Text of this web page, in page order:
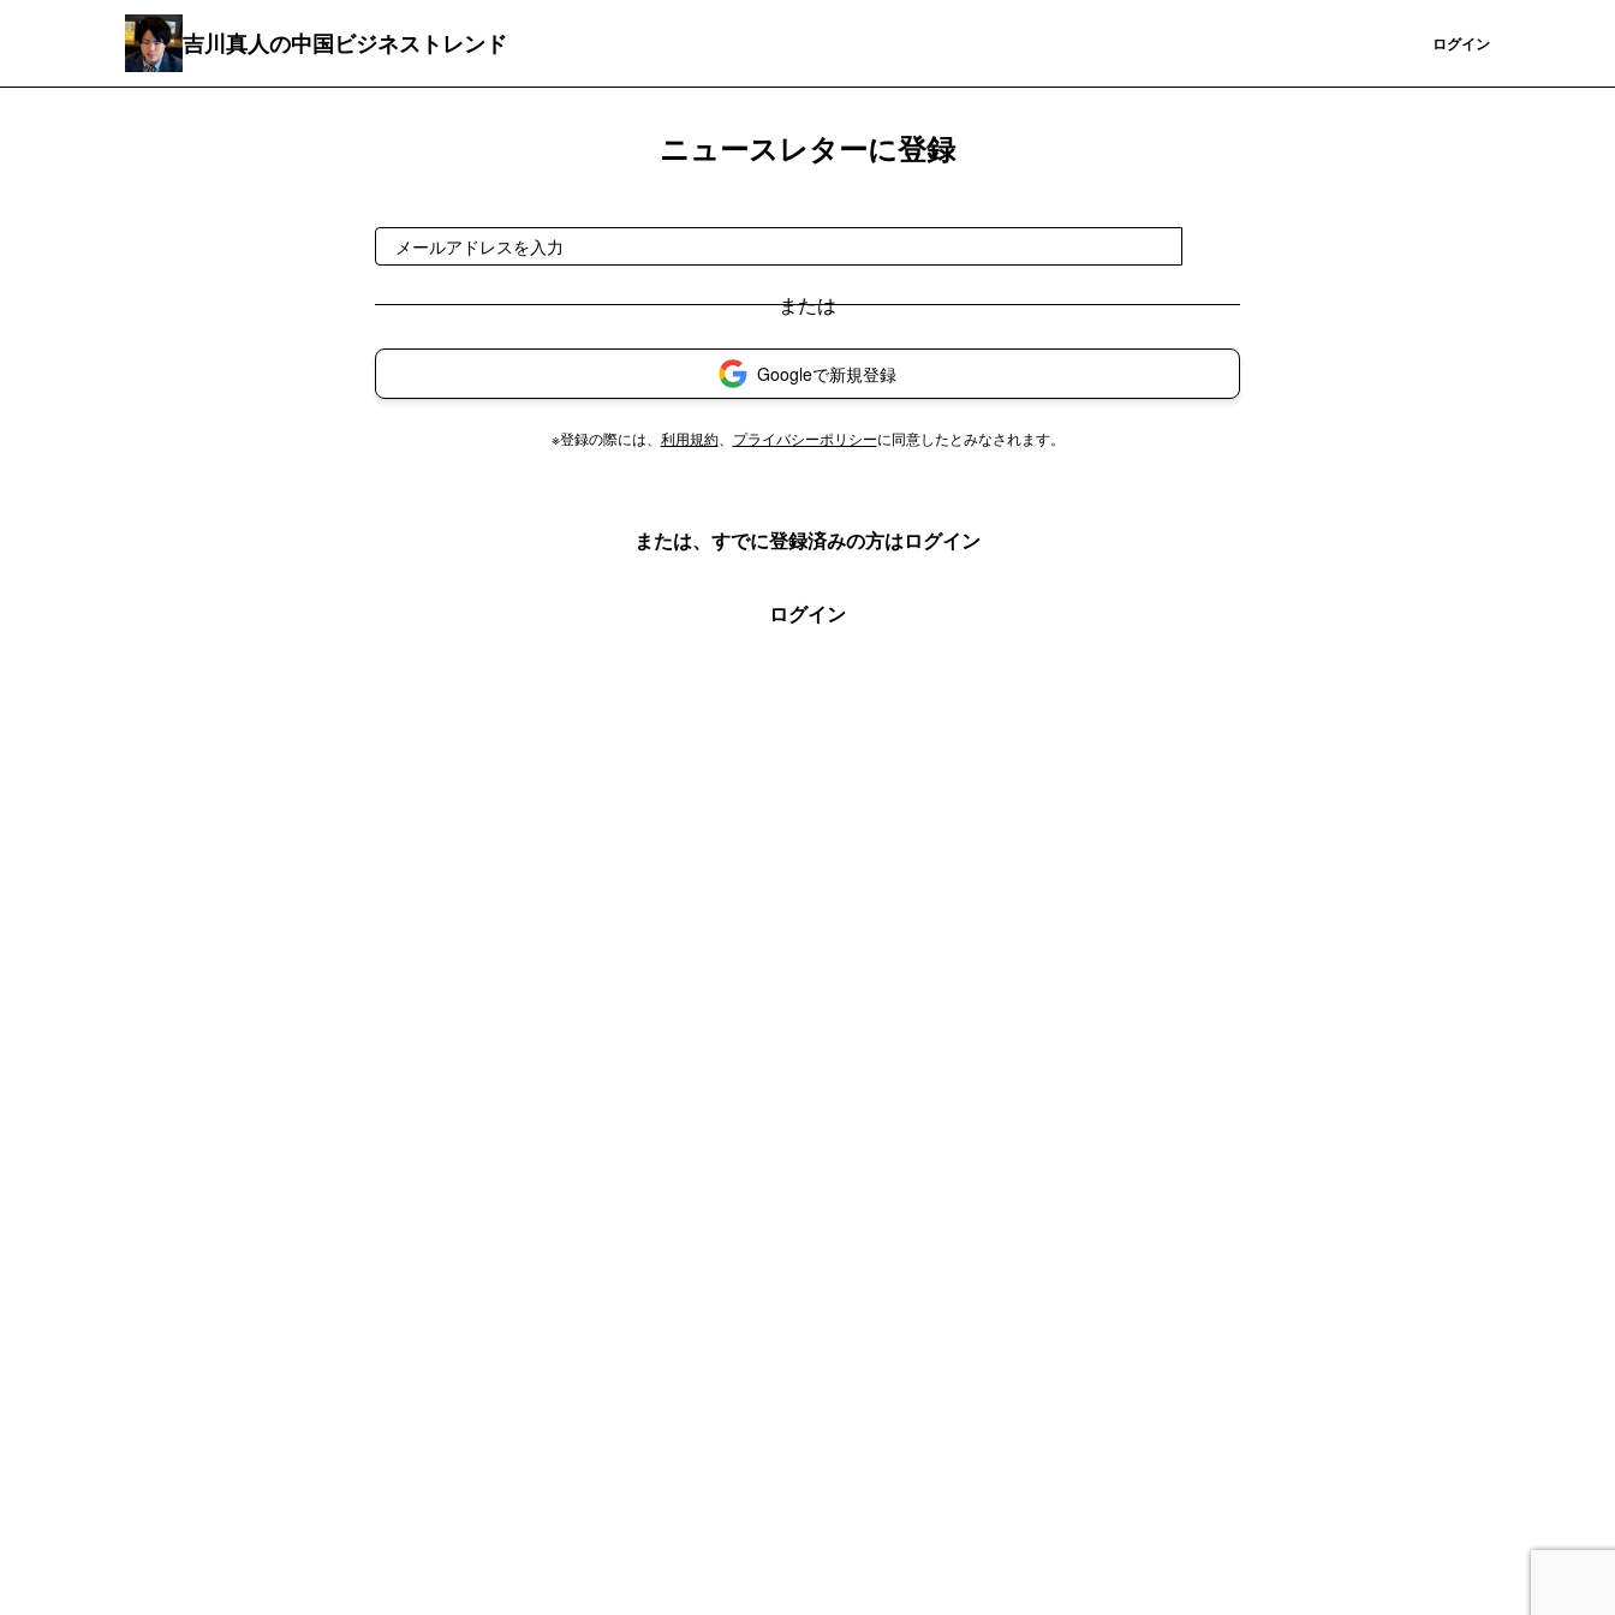
吉川真人の中国ビジネストレンド ログイン
ニュースレターに登録
Googleで新規登録
※登録の際には、 利用規約、 プライバシーポリシーに同意したとみなされます。
または、すでに登録済みの方はログイン
ログイン